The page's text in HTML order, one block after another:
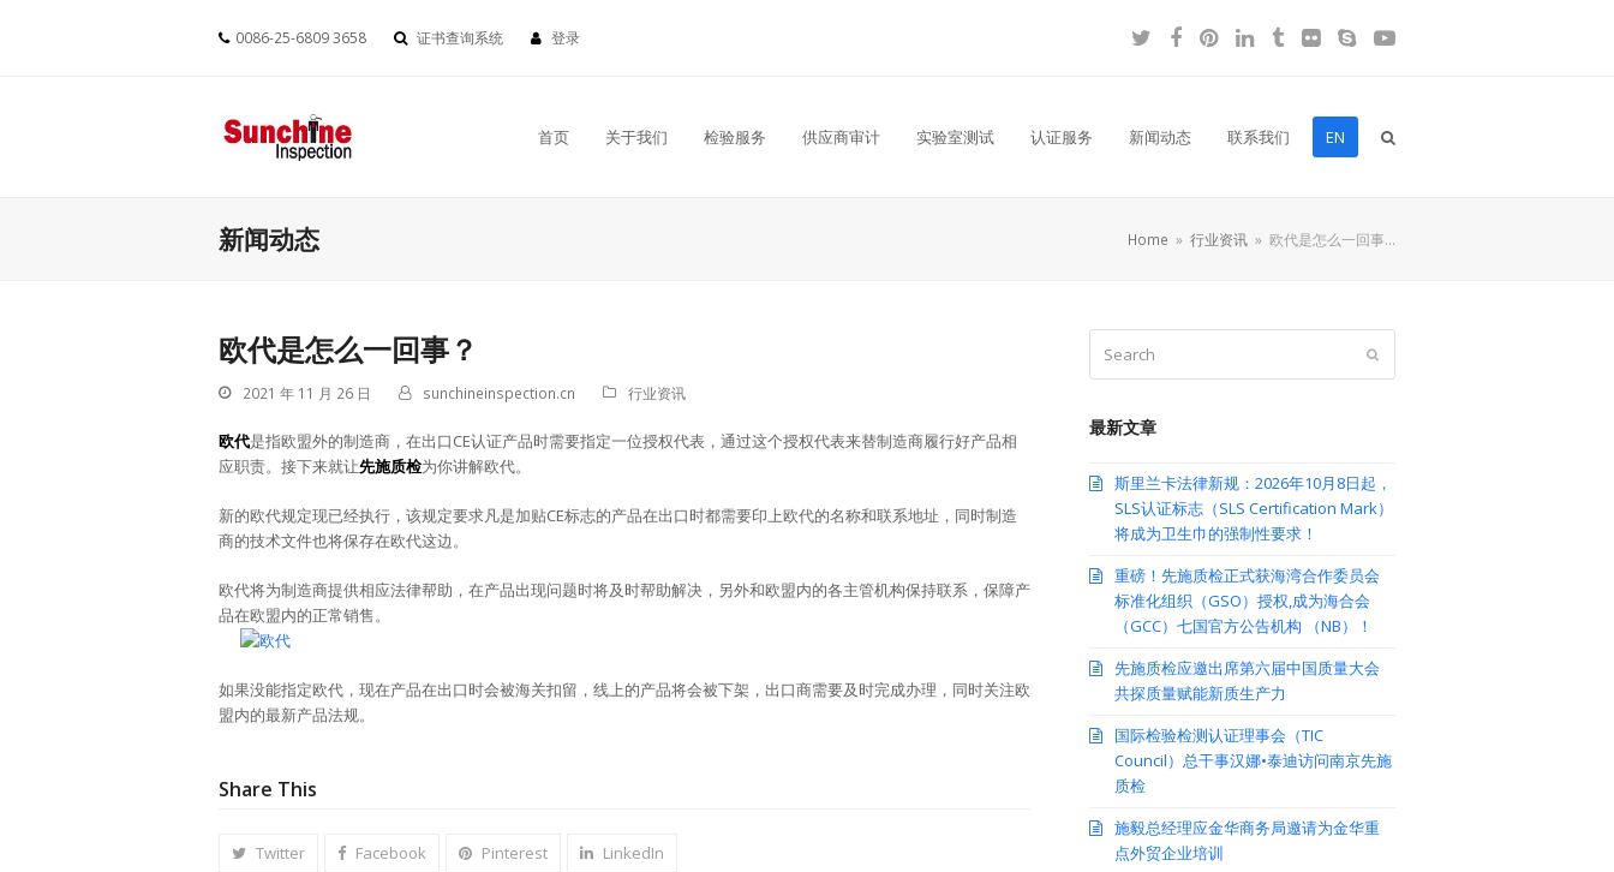
0086-25-6809 3658 证书查询系统 登录 Twitter
Facebook
Pinterest
LinkedIn
Tumblr
FlickrSkypeYouTube
首页 关于我们 检验服务 供应商审计 实验室测试 认证服务 新闻动态 联系我们 EN
新闻动态 Home » 行业资讯 » 欧代是怎么一回事…
欧代是怎么一回事？
2021 年 11 月 26 日 sunchineinspection.cn 行业资讯
欧代是指欧盟外的制造商，在出口CE认证产品时需要指定一位授权代表，通过这个授权代表来替制造商履行好产品相
应职责。接下来就让先施质检为你讲解欧代。
新的欧代规定现已经执行，该规定要求凡是加贴CE标志的产品在出口时都需要印上欧代的名称和联系地址，同时制造
商的技术文件也将保存在欧代这边。
欧代将为制造商提供相应法律帮助，在产品出现问题时将及时帮助解决，另外和欧盟内的各主管机构保持联系，保障产
品在欧盟内的正常销售。
如果没能指定欧代，现在产品在出口时会被海关扣留，线上的产品将会被下架，出口商需要及时完成办理，同时关注欧
盟内的最新产品法规。
Share This
Twitter Facebook Pinterest LinkedIn
最新文章
斯里兰卡法律新规：2026年10月8日起，
SLS认证标志（SLS Certification Mark）
将成为卫生巾的强制性要求！
重磅！先施质检正式获海湾合作委员会
标准化组织（GSO）授权,成为海合会
（GCC）七国官方公告机构 （NB）！
先施质检应邀出席第六届中国质量大会
共探质量赋能新质生产力
国际检验检测认证理事会（TIC
Council）总干事汉娜•泰迪访问南京先施
质检
施毅总经理应金华商务局邀请为金华重
点外贸企业培训